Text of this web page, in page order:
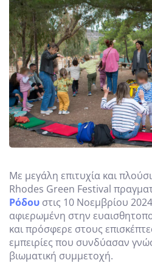
Με μεγάλη επιτυχία και
Rhodes Green Festival
Ρόδου στις 10 Νοεμβρίου
αφιερωμένη στην
και πρόσφερε στους
εμπειρίες που συνδύασαν
βιωματική συμμετοχή.